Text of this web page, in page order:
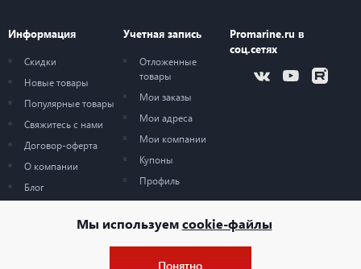
Мы используемcookie-файлы
Понятно
Информация
Скидки
Новые товары
Популярные товары
Свяжитесь с нами
Договор-оферта
О компании
Блог
Учетная запись
Отложенные
товары
Мои заказы
Мои адреса
Мои компании
Купоны
Профиль
Promarine.ru в
соц.сетях